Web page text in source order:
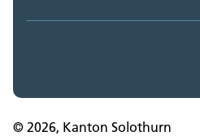
© 2026, Kanton Solothurn